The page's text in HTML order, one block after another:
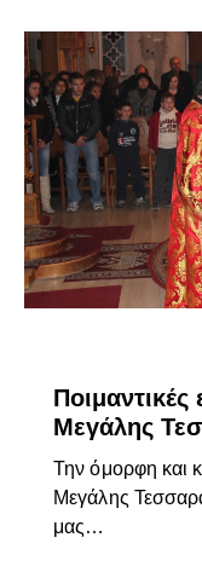
Ποιμαντικές
Μεγάλης
Την όμορφη και
Μεγάλης
μας…